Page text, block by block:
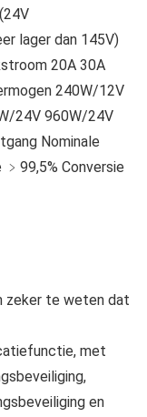
lager dan 145V)
20A 30A
240W/12V
24V 960W/24V
Nominale
Conversie
zeker te weten dat
met
en